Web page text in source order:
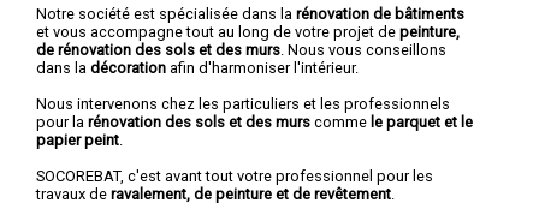
Notre société est spécialisée dans la rénovation de bâtiments
et vous accompagne tout au long de votre projet de peinture,
de rénovation des sols et des murs . Nous vous conseillons
dans la décoration afin d'harmoniser l'intérieur.
Nous intervenons chez les particuliers et les professionnels
pour la rénovation des sols et des murs comme le parquet et le
papier peint
SOCOREBAT, c'est avant tout votre professionnel pour les
travaux de ravalement, de peinture et de revêtement